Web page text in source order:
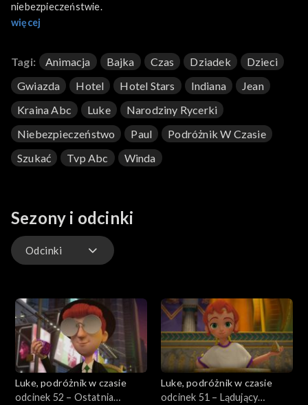
niebezpieczeństwie.
więcej
Tagi: Animacja Bajka Czas Dziadek
Dzieci
Gwiazda
Hotel Hotel Stars Indiana
Jean
Kraina Abc
Luke
Narodziny Rycerki
Niebezpieczeństwo
Paul
Podróżnik W Czasie
Szukać
Tvp Abc Winda
Sezony i odcinki
Odcinki
Luke, podróżnik w czasie
odcinek 52 – Ostatnia
Luke, podróżnik w czasie
odcinek 51 – Lądujący